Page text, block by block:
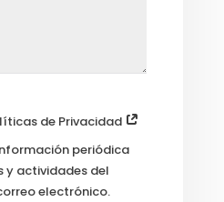
de Privacidad
periódica
y actividades del
electrónico.